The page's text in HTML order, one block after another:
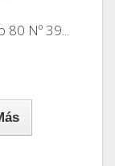
Nº 39...